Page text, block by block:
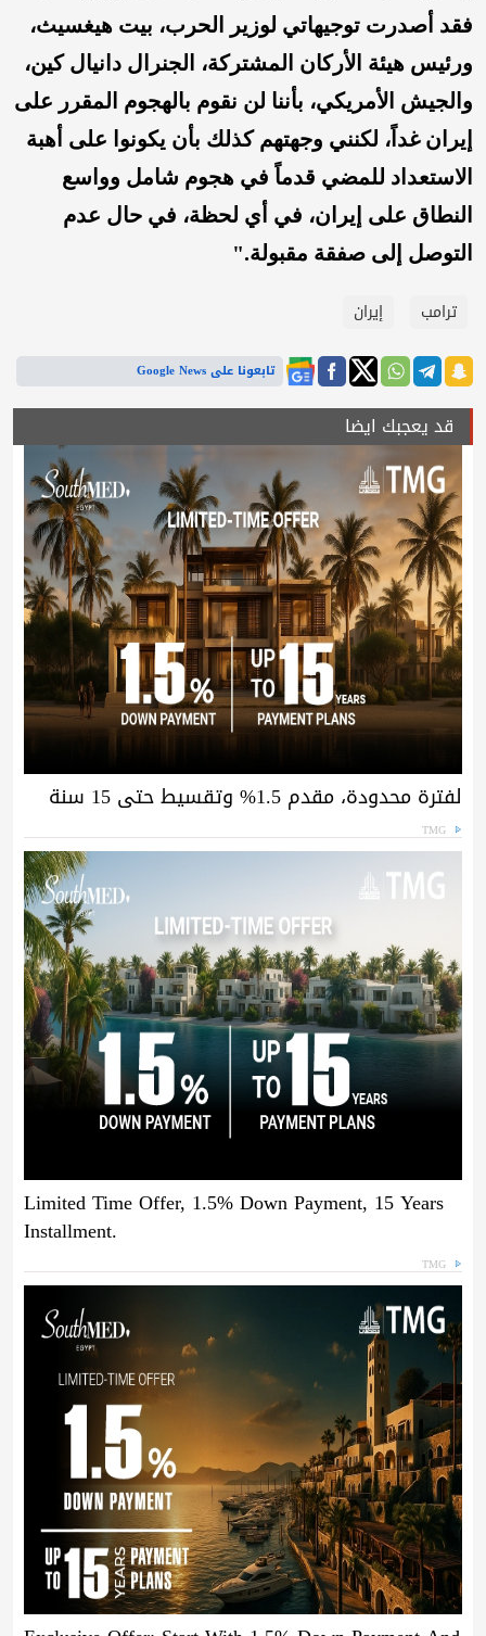
فقد أصدرت توجيهاتي لوزير الحرب، بيت هيغسيث،
ورئيس هيئة الأركان المشتركة، الجنرال دانيال كين،
والجيش الأمريكي، بأننا لن نقوم بالهجوم المقرر على
إيران غداً، لكنني وجهتهم كذلك بأن يكونوا على أهبة
الاستعداد للمضي قدماً في هجوم شامل وواسع
النطاق على إيران، في أي لحظة، في حال عدم
التوصل إلى صفقة مقبولة."
ترامب إيران
تابعونا على Google News
قد يعجبك ايضا
لفترة محدودة، مقدم 1.5% وتقسيط حتى 15 سنة
TMG
Limited Time Offer, 1.5% Down Payment, 15 Years
Installment.
TMG